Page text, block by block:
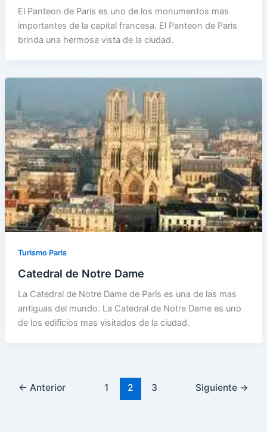
El Panteon de Paris es uno de los monumentos mas
importantes de la capital francesa. El Panteon de Paris
brinda una hermosa vista de la ciudad.
Turismo Paris
Catedral de Notre Dame
La Catedral de Notre Dame de París es una de las mas
antiguas del mundo. La Catedral de Notre Dame es uno
de los edificios mas visitados de la ciudad.
← Anterior 1 2 3 Siguiente →